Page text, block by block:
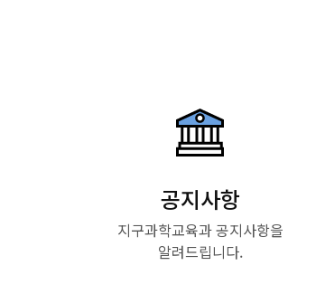
공지사항
지구과학교육과 공지사항을
알려드립니다.